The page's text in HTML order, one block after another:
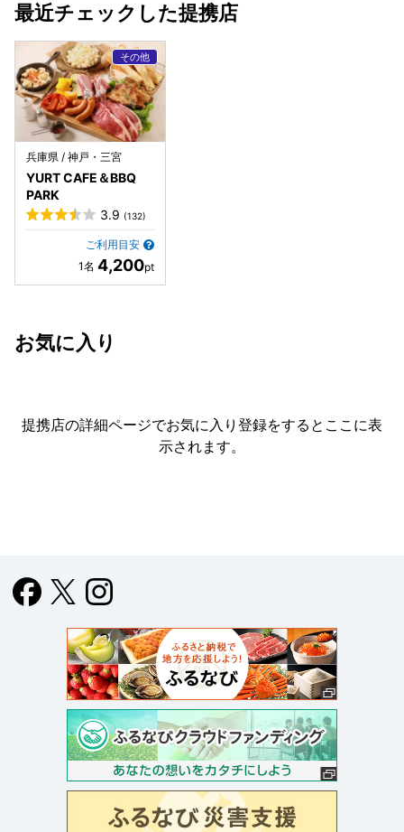
最近チェックした提携店
兵庫県 / 神戸・三宮
YURT CAFE＆BBQ
PARK
3.9 (132)
ご利用目安
4,200
お気に入り
提携店の詳細ページでお気に入り登録をすると ここに表
示されます。